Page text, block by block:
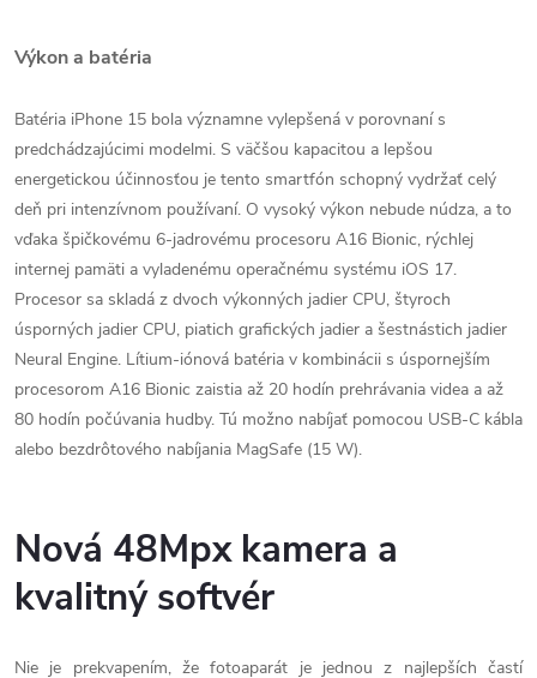
Výkon a batéria
Batéria iPhone 15 bola významne vylepšená v porovnaní s
predchádzajúcimi modelmi. S väčšou kapacitou a lepšou
energetickou účinnosťou je tento smartfón schopný vydržať celý
deň pri intenzívnom používaní. O vysoký výkon nebude núdza, a to
vďaka špičkovému 6-jadrovému procesoru A16 Bionic, rýchlej
internej pamäti a vyladenému operačnému systému iOS 17.
Procesor sa skladá z dvoch výkonných jadier CPU, štyroch
úsporných jadier CPU, piatich grafických jadier a šestnástich jadier
Neural Engine. Lítium-iónová batéria v kombinácii s úspornejším
procesorom A16 Bionic zaistia až 20 hodín prehrávania videa a až
80 hodín počúvania hudby. Tú možno nabíjať pomocou USB-C kábla
alebo bezdrôtového nabíjania MagSafe (15 W).
Nová 48Mpx kamera a
kvalitný softvér
Nie je prekvapením, že fotoaparát je jednou z najlepších častí